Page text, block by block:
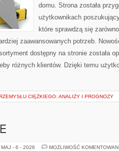
domu. Strona została
użytkownikach
które sprawdzą się
zaawansowanych potrzeb.
dostępny na stronie została
różnych klientów. Dzięki temu
CIĘŻKIEGO: ANALIZY I PROGNOZY
MAJ - 6 - 2026 MOŻLIWOŚĆ